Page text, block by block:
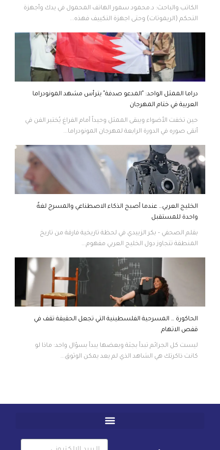
الكاتب والباحث: د.محمود سمور الهاتف المحمول في يدك وأجهزة
التحكم (الريموتات) وحتى اجهزة التكييف فهذه...
دراما الممثل الواحد: "المدعو صدفة" يترأس مشهد المونودراما
العربية في ختام المهرجان
حين تخفت الأضواء ويبقى الممثل وحيداً أمام الفراغ يُختبر الفن في
أنقى صوره في الدورة الرابعة لمهرجان المونودراما...
الخليج العربي… عندما أصبح الذكاء الاصطناعي والمسرح لغةً
واحدة للمستقبل
بقلم الصحفي – بكر الزبيدي في لحظة تاريخية فارقة من تاريخ
المنطقة تتجاوز دول الخليج العربي مفهوم...
الحاكورة … المسرحية الفلسطينية التي تجعل الحقيقة تقف في
قفص الاتهام
ليست كل الجرائم تبدأ بجثة وبعضها يبدأ بسؤال واحد: ماذا لو
كانت ذاكرتك هي الشاهد الذي لم يعد يمكن الوثوق...